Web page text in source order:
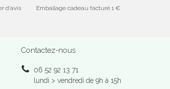
d’avis Emballage cadeau facturé 1 €
Contactez-nous
06 52 92 13 71
lundi > vendredi de 9h à 15h